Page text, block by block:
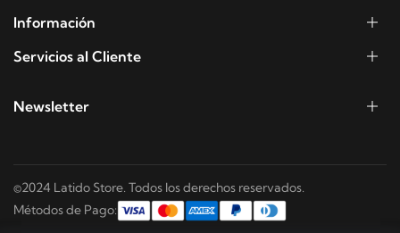
Información
Servicios al Cliente
Newsletter
©2024 Latido Store. Todos los derechos reservados.
Métodos de Pago: